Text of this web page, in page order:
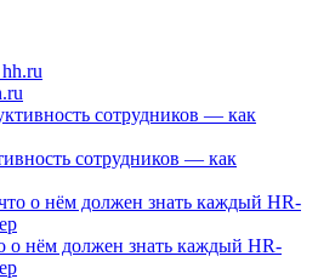
сотрудников — как
о нём должен знать каждый HR-